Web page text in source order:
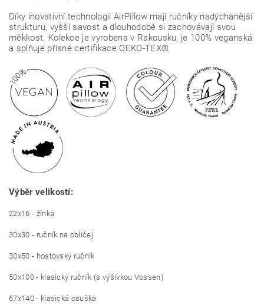
Díky inovativní technologii AirPillow mají ručníky nadýchanější
strukturu, vyšší savost a dlouhodobě si zachovávají svou
měkkost. Kolekce je vyrobena v Rakousku, je 100% veganská
a splňuje přísné certifikace OEKO-TEX®
Výběr velikostí:
22x16 - žínka
30x30 - ručník na obličej
30x50 - hostovský ručník
50x100 - klasický ručník (s výšivkou Vossen)
67x140 - klasická osuška